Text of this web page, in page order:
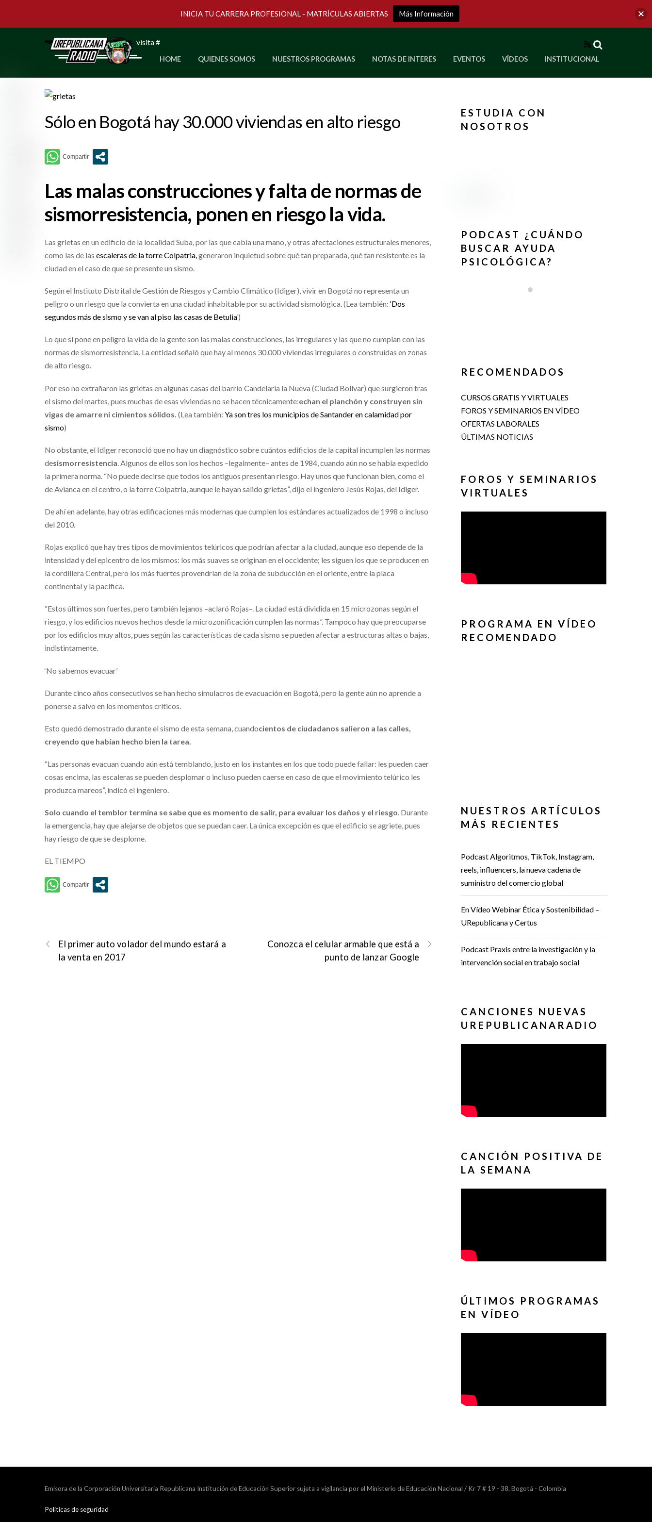
visita # RSS
HOME QUIENES SOMOS NUESTROS PROGRAMAS NOTAS DE INTERES EVENTOS VÍDEOS INSTITUCIONAL
Sólo en Bogotá hay 30.000 viviendas en alto riesgo
Las malas construcciones y falta de normas de
sismorresistencia, ponen en riesgo la vida.
Las grietas en un edificio de la localidad Suba, por las que cabía una mano, y otras afectaciones estructurales menores,
como las de las escaleras de la torre Colpatria,generaron inquietud sobre qué tan preparada, qué tan resistente es la
ciudad en el caso de que se presente un sismo.
Según el Instituto Distrital de Gestión de Riesgos y Cambio Climático (Idiger), vivir en Bogotá no representa un
peligro o un riesgo que la convierta en una ciudad inhabitable por su actividad sismológica. (Lea también: ‘Dos
segundos más de sismo y se van al piso las casas de Betulia‘)
Lo que sí pone en peligro la vida de la gente son las malas construcciones, las irregulares y las que no cumplan con las
normas de sismorresistencia. La entidad señaló que hay al menos 30.000 viviendas irregulares o construidas en zonas
de alto riesgo.
Por eso no extrañaron las grietas en algunas casas del barrio Candelaria la Nueva (Ciudad Bolívar) que surgieron tras
el sismo del martes, pues muchas de esas viviendas no se hacen técnicamente:echan el planchón y construyen sin
vigas de amarre ni cimientos sólidos. (Lea también: Ya son tres los municipios de Santander en calamidad por
sismo)
No obstante, el Idiger reconoció que no hay un diagnóstico sobre cuántos edificios de la capital incumplen las normas
desismorresistencia . Algunos de ellos son los hechos –legalmente– antes de 1984, cuando aún no se había expedido
la primera norma. “No puede decirse que todos los antiguos presentan riesgo. Hay unos que funcionan bien, como el
de Avianca en el centro, o la torre Colpatria, aunque le hayan salido grietas”, dijo el ingeniero Jesús Rojas, del Idiger.
De ahí en adelante, hay otras edificaciones más modernas que cumplen los estándares actualizados de 1998 o incluso
del 2010.
Rojas explicó que hay tres tipos de movimientos telúricos que podrían afectar a la ciudad, aunque eso depende de la
intensidad y del epicentro de los mismos: los más suaves se originan en el occidente; les siguen los que se producen en
la cordillera Central, pero los más fuertes provendrían de la zona de subducción en el oriente, entre la placa
continental y la pacífica.
“Estos últimos son fuertes, pero también lejanos –aclaró Rojas–. La ciudad está dividida en 15 microzonas según el
riesgo, y los edificios nuevos hechos desde la microzonificación cumplen las normas”. Tampoco hay que preocuparse
por los edificios muy altos, pues según las características de cada sismo se pueden afectar a estructuras altas o bajas,
indistintamente.
‘No sabemos evacuar’
Durante cinco años consecutivos se han hecho simulacros de evacuación en Bogotá, pero la gente aún no aprende a
ponerse a salvo en los momentos críticos.
Esto quedó demostrado durante el sismo de esta semana, cuandocientos de ciudadanos salieron a las calles,
creyendo que habían hecho bien la tarea.
“Las personas evacuan cuando aún está temblando, justo en los instantes en los que todo puede fallar: les pueden caer
cosas encima, las escaleras se pueden desplomar o incluso pueden caerse en caso de que el movimiento telúrico les
produzca mareos”, indicó el ingeniero.
Solo cuando el temblor termina se sabe que es momento de salir, para evaluar los daños y el riesgo. Durante
la emergencia, hay que alejarse de objetos que se puedan caer. La única excepción es que el edificio se agriete, pues
hay riesgo de que se desplome.
EL TIEMPO
El primer auto volador del mundo estará a
la venta en 2017
Conozca el celular armable que está a
punto de lanzar Google
ESTUDIA CON
NOSOTROS
PODCAST ¿CUÁNDO
BUSCAR AYUDA
PSICOLÓGICA?
RECOMENDADOS
CURSOS GRATIS Y VIRTUALES
FOROS Y SEMINARIOS EN VÍDEO
OFERTAS LABORALES
ÚLTIMAS NOTICIAS
FOROS Y SEMINARIOS
VIRTUALES
PROGRAMA EN VÍDEO
RECOMENDADO
NUESTROS ARTÍCULOS
MÁS RECIENTES
Podcast Algoritmos, TikTok, Instagram,
reels, influencers, la nueva cadena de
suministro del comercio global
En Vídeo Webinar Ética y Sostenibilidad –
URepublicana y Certus
Podcast Praxis entre la investigación y la
intervención social en trabajo social
CANCIONES NUEVAS
UREPUBLICANARADIO
CANCIÓN POSITIVA DE
LA SEMANA
ÚLTIMOS PROGRAMAS
EN VÍDEO
Emisora de la Corporación Universitaria Republicana Institución de Educación Superior sujeta a vigilancia por el Ministerio de Educación Nacional / Kr 7 # 19 - 38, Bogotá - Colombia
Politicas de seguridad
INICIA TU CARRERA PROFESIONAL - MATRÍCULAS ABIERTAS Más Información